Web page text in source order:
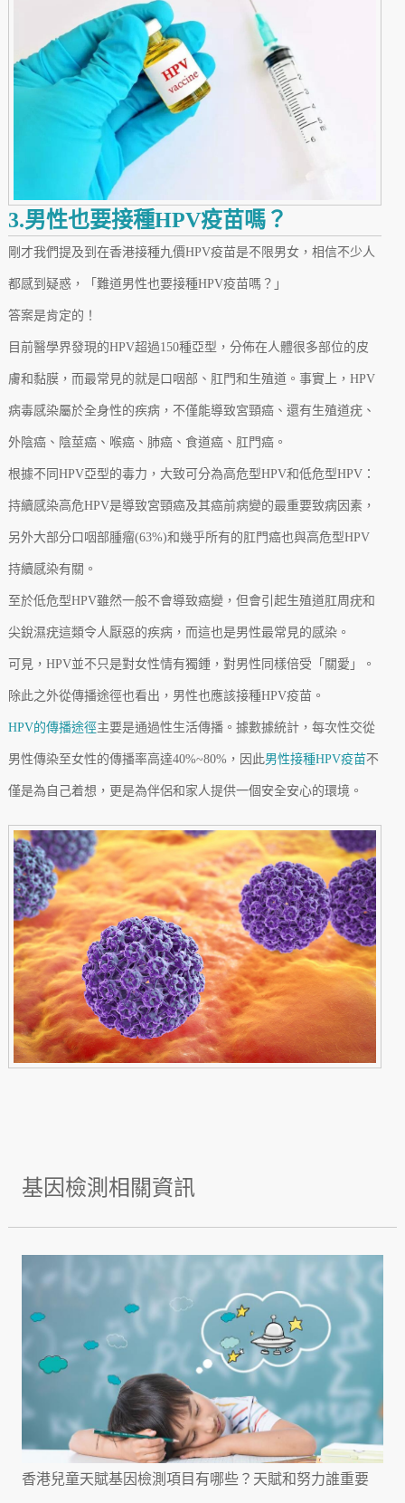
3.男性也要接種HPV疫苗嗎？
剛才我們提及到在香港接種九價HPV疫苗是不限男女，相信不少人
都感到疑惑，「難道男性也要接種HPV疫苗嗎？」
答案是肯定的！
目前醫學界發現的HPV超過150種亞型，分佈在人體很多部位的皮
膚和黏膜，而最常見的就是口咽部、肛門和生殖道。事實上，HPV
病毒感染屬於全身性的疾病，不僅能導致宮頸癌、還有生殖道疣、
外陰癌、陰莖癌、喉癌、肺癌、食道癌、肛門癌。
根據不同HPV亞型的毒力，大致可分為高危型HPV和低危型HPV：
持續感染高危HPV是導致宮頸癌及其癌前病變的最重要致病因素，
另外大部分口咽部腫瘤(63%)和幾乎所有的肛門癌也與高危型HPV
持續感染有關。
至於低危型HPV雖然一般不會導致癌變，但會引起生殖道肛周疣和
尖銳濕疣這類令人厭惡的疾病，而這也是男性最常見的感染。
可見，HPV並不只是對女性情有獨鍾，對男性同樣倍受「關愛」。
除此之外從傳播途徑也看出，男性也應該接種HPV疫苗。
HPV的傳播途徑主要是通過性生活傳播。據數據統計，每次性交從
男性傳染至女性的傳播率高達40%~80%，因此男性接種HPV疫苗不
僅是為自己着想，更是為伴侶和家人提供一個安全安心的環境。
基因檢測相關資訊
香港兒童天賦基因檢測項目有哪些？天賦和努力誰重要